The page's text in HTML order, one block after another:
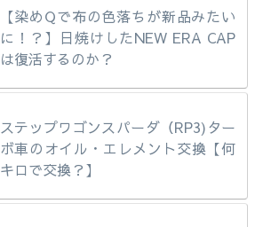
【染めQで布の色落ちが新品みたい
に！？】日焼けしたNEW ERA CAP
は復活するのか？
ステップワゴンスパーダ（RP3)ター
ボ車のオイル・エレメント交換【何
キロで交換？】